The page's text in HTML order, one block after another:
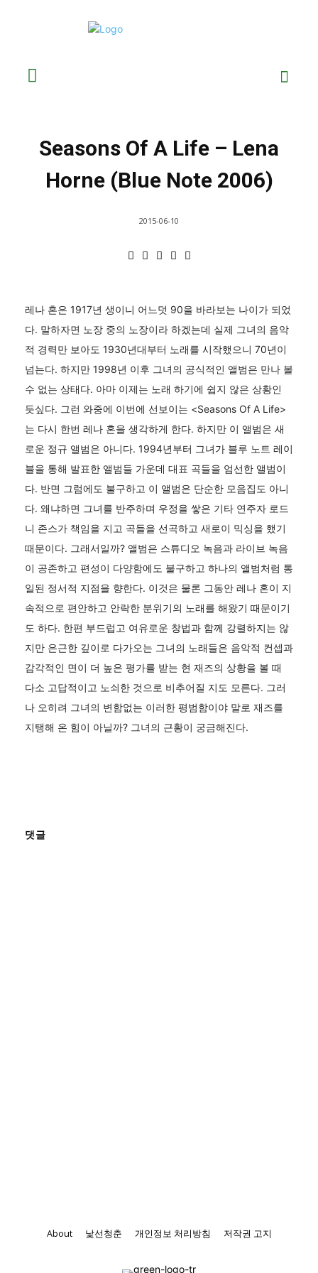
Seasons Of A Life – Lena
Horne (Blue Note 2006)
2015-06-10
레나 혼은 1917년 생이니 어느덧 90을 바라보는 나이가 되었
다. 말하자면 노장 중의 노장이라 하겠는데 실제 그녀의 음악
적 경력만 보아도 1930년대부터 노래를 시작했으니 70년이
넘는다. 하지만 1998년 이후 그녀의 공식적인 앨범은 만나 볼
수 없는 상태다. 아마 이제는 노래 하기에 쉽지 않은 상황인
듯싶다. 그런 와중에 이번에 선보이는 <Seasons Of A Life>
는 다시 한번 레나 혼을 생각하게 한다. 하지만 이 앨범은 새
로운 정규 앨범은 아니다. 1994년부터 그녀가 블루 노트 레이
블을 통해 발표한 앨범들 가운데 대표 곡들을 엄선한 앨범이
다. 반면 그럼에도 불구하고 이 앨범은 단순한 모음집도 아니
다. 왜냐하면 그녀를 반주하며 우정을 쌓은 기타 연주자 로드
니 존스가 책임을 지고 곡들을 선곡하고 새로이 믹싱을 했기
때문이다. 그래서일까? 앨범은 스튜디오 녹음과 라이브 녹음
이 공존하고 편성이 다양함에도 불구하고 하나의 앨범처럼 통
일된 정서적 지점을 향한다. 이것은 물론 그동안 레나 혼이 지
속적으로 편안하고 안락한 분위기의 노래를 해왔기 때문이기
도 하다. 한편 부드럽고 여유로운 창법과 함께 강렬하지는 않
지만 은근한 깊이로 다가오는 그녀의 노래들은 음악적 컨셉과
감각적인 면이 더 높은 평가를 받는 현 재즈의 상황을 볼 때
다소 고답적이고 노쇠한 것으로 비추어질 지도 모른다. 그러
나 오히려 그녀의 변함없는 이러한 평범함이야 말로 재즈를
지탱해 온 힘이 아닐까? 그녀의 근황이 궁금해진다.
댓글
About 낯선청춘 개인정보 처리방침 저작권 고지